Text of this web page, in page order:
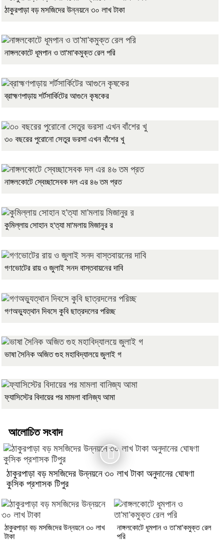
ঠাকুরপাড়া বড় মসজিদের উন্নয়নে ৩০ লাখ টাকা
নাঙ্গলকোটে ধূমপান ও তা'মা'কমুক্ত রেল পরি
ব্রাহ্মণপাড়ায় শর্টসার্কিটের আগুনে কৃষকের
৩০ বছরের পুরোনো সেতুর ভরসা এখন বাঁশের খু
নাঙ্গলকোটে স্বেচ্ছাসেবক দল এর ৪৬ তম প্রত
কুমিল্লায় সোহান হ'ত্যা মা'মলায় মিজানুর র
গণভোটের রায় ও জুলাই সনদ বাস্তবায়নের দাবি
গণঅভ্যুত্থান দিবসে কুবি ছাত্রদলের পরিচ্ছ
ভাষা সৈনিক অজিত গুহ মহাবিদ্যালয়ে জুলাই গ
ফ্যাসিস্টের বিদায়ের পর মামলা বানিজ্য আমা
আলোচিত সংবাদ
ঠাকুরপাড়া বড় মসজিদের উন্নয়নে ৩০ লাখ টাকা অনুদানের ঘোষণা
কুসিক প্রশাসক টিপুর
ঠাকুরপাড়া বড় মসজিদের উন্নয়নে ৩০ লাখ
টাকা
নাঙ্গলকোটে ধূমপান ও তা'মা'কমুক্ত রেল
পরি